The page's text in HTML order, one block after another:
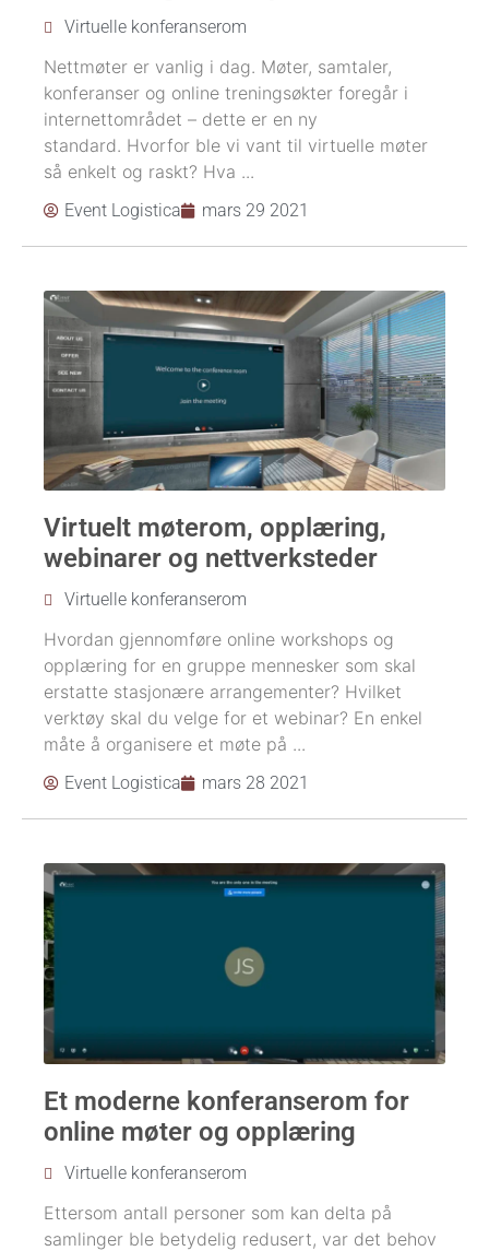
Virtuelle konferanserom
Nettmøter er vanlig i dag. Møter, samtaler,
konferanser og online treningsøkter foregår i
internettområdet – dette er en ny
standard. Hvorfor ble vi vant til virtuelle møter
så enkelt og raskt? Hva ...
Event Logistica mars 29 2021
Virtuelt møterom, opplæring,
webinarer og nettverksteder
Virtuelle konferanserom
Hvordan gjennomføre online workshops og
opplæring for en gruppe mennesker som skal
erstatte stasjonære arrangementer? Hvilket
verktøy skal du velge for et webinar? En enkel
måte å organisere et møte på ...
Event Logistica mars 28 2021
Et moderne konferanserom for
online møter og opplæring
Virtuelle konferanserom
Ettersom antall personer som kan delta på
samlinger ble betydelig redusert, var det behov